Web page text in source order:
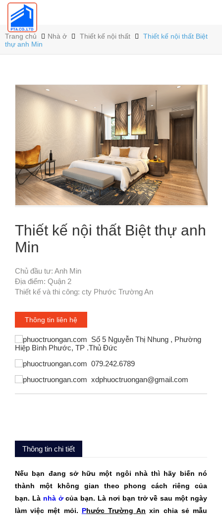
Trang chủ Nhà ở Thiết kế nội thất
Thiết kế nội thất Biệt
thự anh Min
Thiết kế nội thất Biệt thự anh
Min
Chủ đầu tư: Anh Min
Địa điểm: Quận 2
Thiết kế và thi công: cty Phước Trường An
Thông tin liên hệ
Số 5 Nguyễn Thị Nhung , Phường
Hiệp Bình Phước, TP .Thủ Đức
079.242.6789
xdphuoctruongan@gmail.com
Thông tin chi tiết
Nếu bạn đang sở hữu một ngôi nhà thì hãy biến nó
thành một không gian theo phong cách riêng của
bạn. Lànhà ởcủa bạn. Là nơi bạn trở về sau một ngày
làm việc mệt mỏi. Phước Trường An xin chia sẻ mẫu